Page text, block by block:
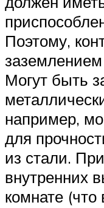
Поэтому,
Могут быть
например,
для
из стали.
внутренних
комнате